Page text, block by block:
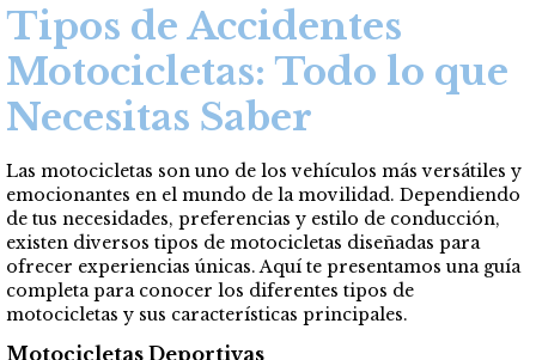
Tipos de Accidentes
Motocicletas: Todo lo que
Necesitas Saber
Las motocicletas son uno de los vehículos más versátiles y
emocionantes en el mundo de la movilidad. Dependiendo
de tus necesidades, preferencias y estilo de conducción,
existen diversos tipos de motocicletas diseñadas para
ofrecer experiencias únicas. Aquí te presentamos una guía
completa para conocer los diferentes tipos de
motocicletas y sus características principales.
Motocicletas Deportivas